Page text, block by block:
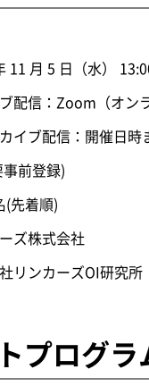
月 5 日（水）
配信：Zoom（オン
：開催日時まで
前登録)
先着順)
ズ株式会社
ンカーズOI研究所
プログラ